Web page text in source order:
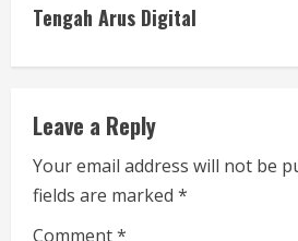
n
u
e
R
e
Tengah Arus Digital
Leave a Reply
Your email address will not be
fields are marked *
Comment*